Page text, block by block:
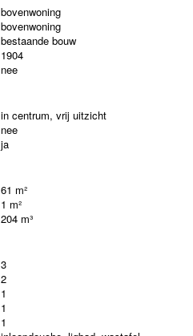
bovenwoning
bovenwoning
bestaande bouw
1904
nee
in centrum, vrij uitzicht
nee
ja
61 m²
1 m²
204 m³
3
2
1
1
1